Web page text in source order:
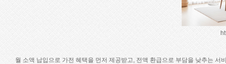
월 소액 납입으로 가전 혜택을 먼저 제공받고, 전액 환급으로 부담을 낮추는